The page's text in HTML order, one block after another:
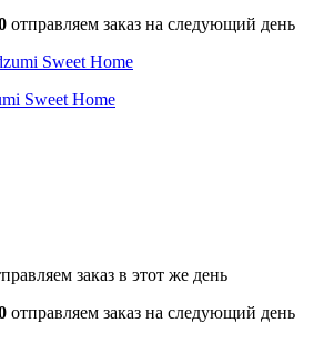
отправляем заказ на следующий день
Sweet Home
заказ в этот же день
отправляем заказ на следующий день